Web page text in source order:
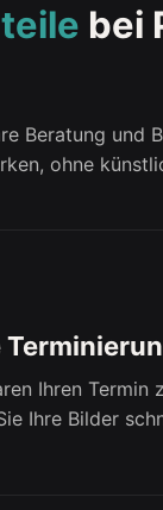
bei
Beratung und
ohne
Ihren Termin
Ihre Bilder